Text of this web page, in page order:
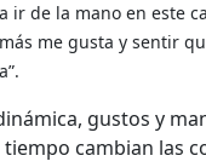
de la mano en este
me gusta y sentir
gustos y
cambian las